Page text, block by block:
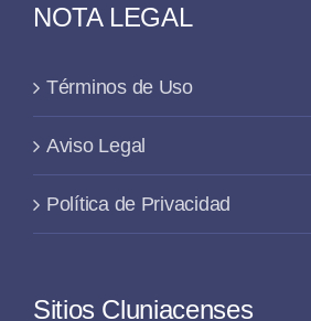
NOTA LEGAL
Términos de Uso
Aviso Legal
Política de Privacidad
Sitios Cluniacenses